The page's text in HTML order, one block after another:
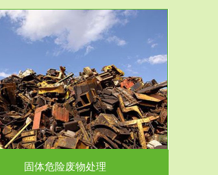
固体危险废物处理